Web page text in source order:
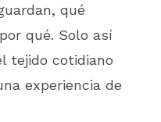
qué
qué. Solo así
tejido cotidiano
experiencia de